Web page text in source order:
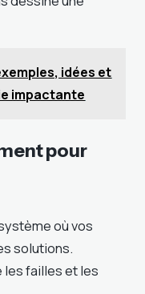
idées et
impactante
pour
où vos
solutions.
les failles et les